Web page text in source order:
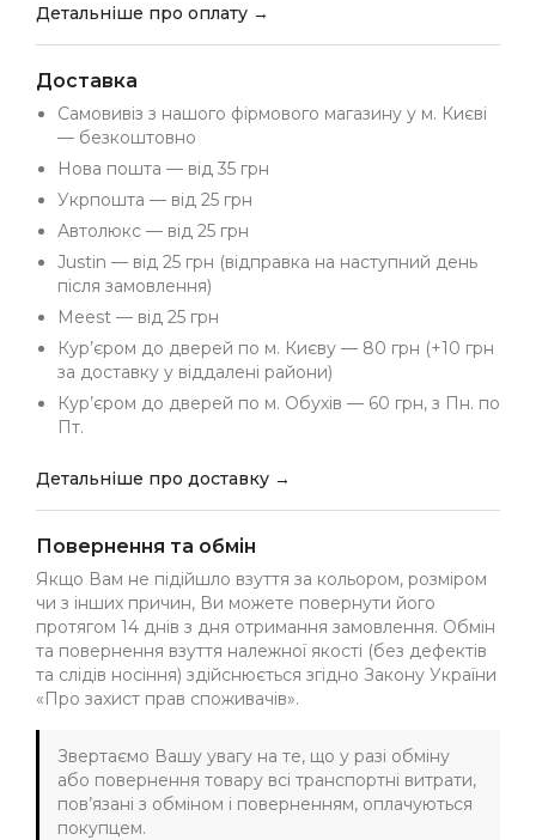
Детальніше про оплату →
Доставка
Самовивіз з нашого фірмового магазину у м. Києві
— безкоштовно
Нова пошта — від 35 грн
Укрпошта — від 25 грн
Автолюкс — від 25 грн
Justin — від 25 грн (відправка на наступний день
після замовлення)
Meest — від 25 грн
Кур’єром до дверей по м. Києву — 80 грн (+10 грн
за доставку у віддалені райони)
Кур’єром до дверей по м. Обухів — 60 грн, з Пн. по
Пт.
Детальніше про доставку →
Повернення та обмін
Якщо Вам не підійшло взуття за кольором, розміром
чи з інших причин, Ви можете повернути його
протягом 14 днів з дня отримання замовлення. Обмін
та повернення взуття належної якості (без дефектів
та слідів носіння) здійснюється згідно Закону України
«Про захист прав споживачів».
Звертаємо Вашу увагу на те, що у разі обміну
або повернення товару всі транспортні витрати,
пов’язані з обміном і поверненням, оплачуються
покупцем.